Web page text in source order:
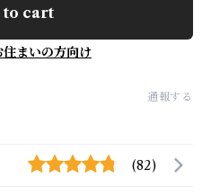
cart
まいの方向け
通報する
(82)